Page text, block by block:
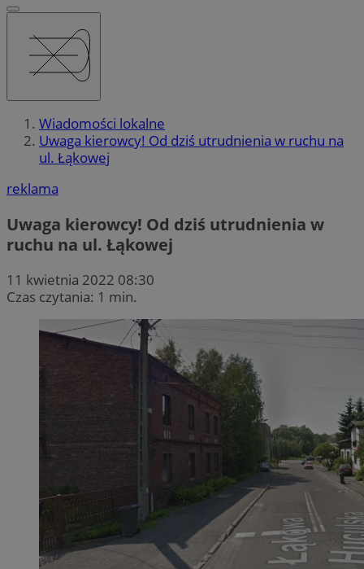
Wiadomości lokalne
Uwaga kierowcy! Od dziś utrudnienia w ruchu na
ul. Łąkowej
reklama
Uwaga kierowcy! Od dziś utrudnienia w
ruchu na ul. Łąkowej
11 kwietnia 2022 08:30
Czas czytania: 1 min.